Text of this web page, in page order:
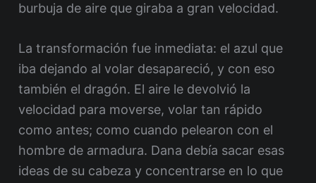
burbuja de aire que giraba a gran velocidad.
La transformación fue inmediata: el azul que
iba dejando al volar desapareció, y con eso
también el dragón. El aire le devolvió la
velocidad para moverse, volar tan rápido
como antes; como cuando pelearon con el
hombre de armadura. Dana debía sacar esas
ideas de su cabeza y concentrarse en lo que